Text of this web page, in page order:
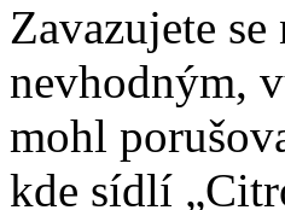
Zavazujete
nevhodným,
mohl
kde sídlí